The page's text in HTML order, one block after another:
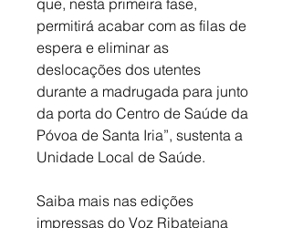
que, nesta primeira fase,
permitirá acabar com as filas de
espera e eliminar as
deslocações dos utentes
durante a madrugada para junto
da porta do Centro de Saúde da
Póvoa de Santa Iria”, sustenta a
Unidade Local de Saúde.
Saiba mais nas edições
impressas do Voz Ribatejana